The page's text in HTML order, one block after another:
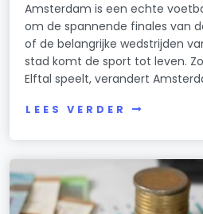
Amsterdam is een echte
om de spannende finales van
of de belangrijke wedstrijden
stad komt de sport tot leven.
Elftal speelt, verandert
LEES VERDER